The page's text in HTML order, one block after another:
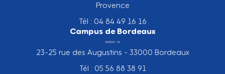
Provence
Tél : 04 84 49 16 16
Campus de Bordeaux
23-25 rue des Augustins - 33000 Bordeaux
Tél : 05 56 88 38 91